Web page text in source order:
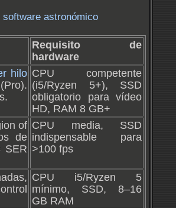
astronómico
Requisito de
hardware
hilo CPU competente
(i5/Ryzen 5+), SSD
obligatorio para vídeo
HD, RAM 8 GB+
of
de
SER
CPU media, SSD
indispensable para
>100 fps
CPU i5/Ryzen 5
mínimo, SSD, 8–16
GB RAM